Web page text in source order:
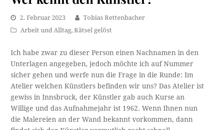
2. Februar 2023
Tobias Rettenbacher
Arbeit und Alltag,Rätsel gelöst
Ich habe zwar zu dieser Person einen Nachnamen in den
Unterlagen angegeben, jedoch möchte ich auf Nummer
sicher gehen und werfe nun die Frage in die Runde: Im
Atelier welchen Künstlers befinden wir uns? Das Atelier ist
gewiss in Innsbruck, der Künstler gab auch Kurse an
Willige und das Aufnahmejahr ist 1962. Wenn Ihnen nun
die Malereien an der Wand bekannt vorkommen, dann